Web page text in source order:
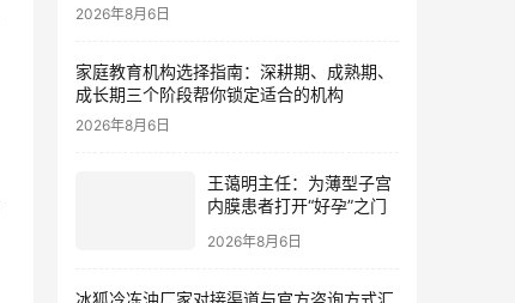
2026年8月6日
家庭教育机构选择指南：深耕期、成熟期、
成长期三个阶段帮你锁定适合的机构
2026年8月6日
王蔼明主任：为薄型子宫
内膜患者打开“好孕”之门
2026年8月6日